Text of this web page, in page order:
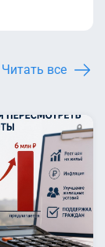
Читать все